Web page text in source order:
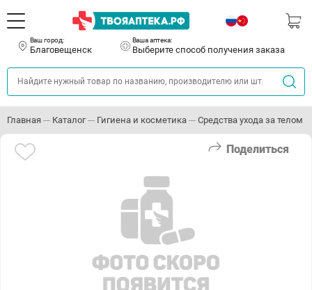
Ваш город:
Благовещенск
Ваша аптека:
Выберите способ получения заказа
Главная Каталог Гигиена и косметика Средства ухода за телом
Поделиться